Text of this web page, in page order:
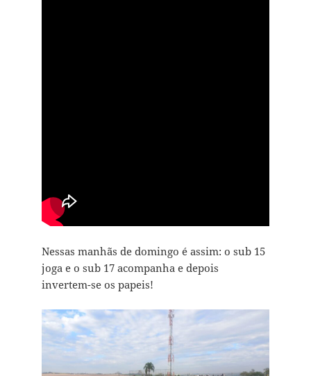
Nessas manhãs de domingo é assim: o sub 15
joga e o sub 17 acompanha e depois
invertem-se os papeis!